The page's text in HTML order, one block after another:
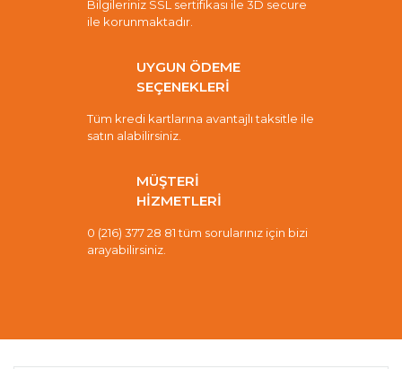
Bilgileriniz SSL sertifikası ile 3D secure
ile korunmaktadır.
UYGUN ÖDEME
SEÇENEKLERİ
Tüm kredi kartlarına avantajlı taksitle ile
satın alabilirsiniz.
MÜŞTERİ
HİZMETLERİ
0 (216) 377 28 81 tüm sorularınız için bizi
arayabilirsiniz.